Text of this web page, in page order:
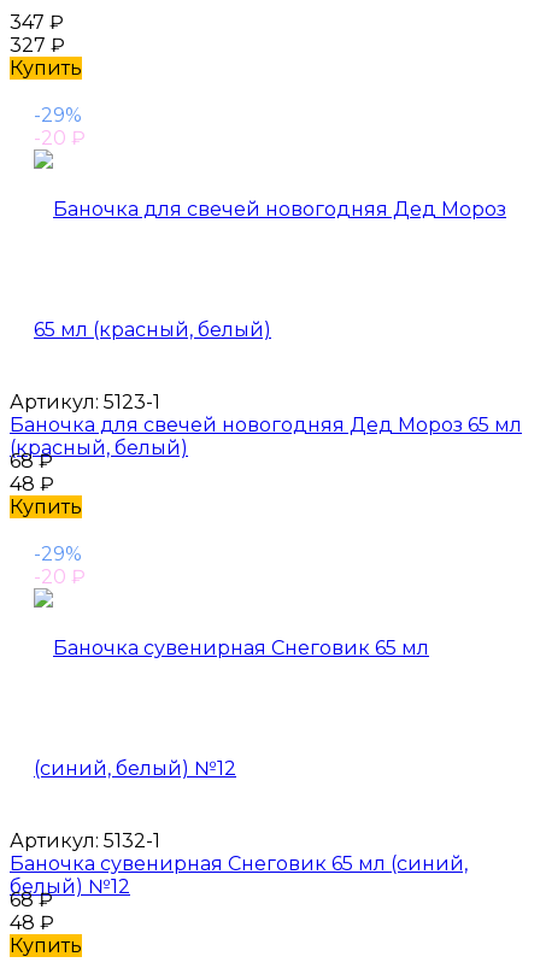
347 ₽
327 ₽
Купить
-29%
-20 ₽
Артикул: 5123-1
Баночка для свечей новогодняя Дед Мороз 65 мл
(красный, белый)
68₽
48 ₽
Купить
-29%
-20 ₽
Артикул: 5132-1
Баночка сувенирная Снеговик 65 мл (синий,
белый) №12
68₽
48 ₽
Купить